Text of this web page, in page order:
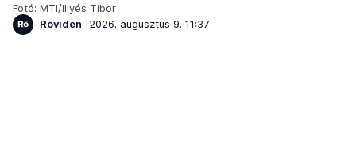
Fotó: MTI/Illyés Tibor
Röviden
2026. augusztus 9. 11:37